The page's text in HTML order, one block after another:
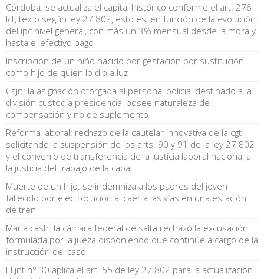
Córdoba: se actualiza el capital histórico conforme el art. 276
lct, texto según ley 27.802, esto es, en función de la evolución
del ipc nivel general, con más un 3% mensual desde la mora y
hasta el efectivo pago
Inscripción de un niño nacido por gestación por sustitución
como hijo de quien lo dio a luz
Csjn: la asignación otorgada al personal policial destinado a la
división custodia presidencial posee naturaleza de
compensación y no de suplemento
Reforma laboral: rechazo de la cautelar innovativa de la cgt
solicitando la suspensión de los arts. 90 y 91 de la ley 27.802
y el convenio de transferencia de la justicia laboral nacional a
la justicia del trabajo de la caba
Muerte de un hijo: se indemniza a los padres del joven
fallecido por electrocución al caer a las vías en una estación
de tren
María cash: la cámara federal de salta rechazó la excusación
formulada por la jueza disponiendo que continúe a cargo de la
instrucción del caso
El jnt n° 30 aplica el art. 55 de ley 27.802 para la actualización